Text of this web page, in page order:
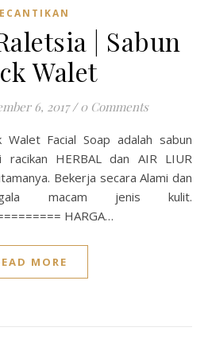
| Sabun
Walet
6, 2017 / 0 Comments
HERBAL dan AIR LIUR
Bekerja secara Alami dan
macam jenis kulit.
HARGA…
MORE